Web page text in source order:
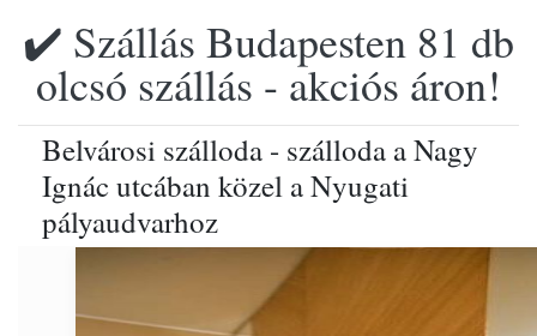
✔️ Szállás Budapesten 81 db
olcsó szállás - akciós áron!
Belvárosi szálloda - szálloda a Nagy
Ignác utcában közel a Nyugati
pályaudvarhoz